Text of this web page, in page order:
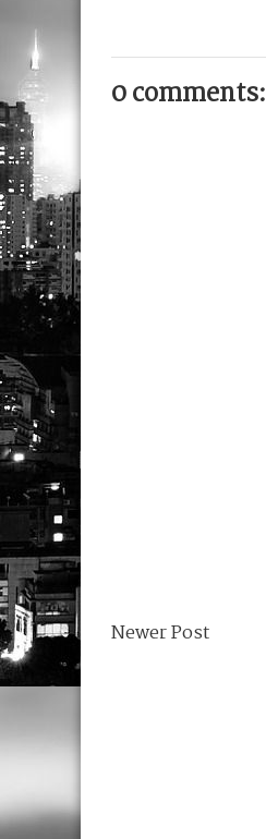
0 comments:
Newer Post